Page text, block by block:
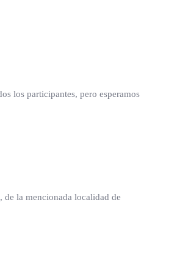
los participantes, pero esperamos
la mencionada localidad de